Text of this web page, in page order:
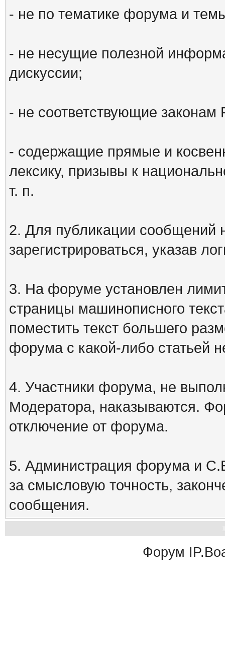
- не по тематике форума и
- не несущие полезной
дискуссии;
- не соответствующие законам
- содержащие прямые и
лексику, призывы к
т. п.
2. Для публикации сообщений
зарегистрироваться, указав
3. На форуме установлен
страницы машинописного
поместить текст большего
форума с какой-либо статьей
4. Участники форума, не
Модератора, наказываются.
отключение от форума.
5. Администрация форума и
за смысловую точность,
сообщения.
Форум